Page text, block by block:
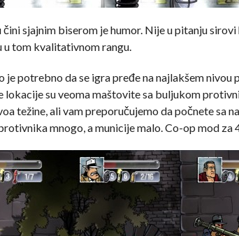
sjajnim biserom je humor. Nije u pitanju
tom kvalitativnom rangu.
potrebno da se igra pređe na najlakšem
lokacije su veoma maštovite sa buljukom
težine, ali vam preporučujemo da počnete sa
mnogo, a municije malo. Co-op mod